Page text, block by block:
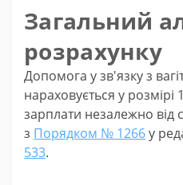
Загальний
розрахунку
Допомога у зв'язку з
нараховується у розмірі
зарплати незалежно від
з Порядком № 1266у
533.